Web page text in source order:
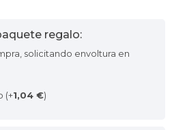
regalo:
solicitando envoltura en
(+1,04 €)